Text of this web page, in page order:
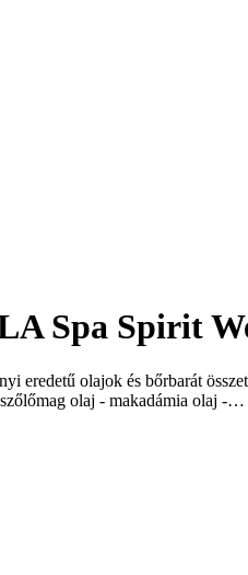
Spa Spirit
eredetű olajok és bőrbarát
szőlőmag olaj - makadámia olaj -…